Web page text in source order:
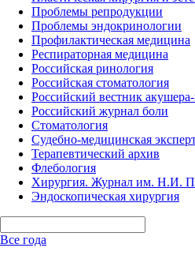
Проблемы репродукции
Проблемы эндокринологии
Профилактическая медицина
Респираторная медицина
Российская ринология
Российская стоматология
Российский вестник акушера-
Российский журнал боли
Стоматология
Судебно-медицинская
Терапевтический архив
Флебология
Хирургия. Журнал им. Н.И.
Эндоскопическая хирургия
Все года